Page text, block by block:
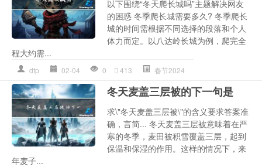
以下围绕“冬天爬长城吗”主题解决网友
的困惑 冬季爬长城需要多久? 冬季爬长
城的时间需根据不同选择的段落和个人
体力而定。以八达岭长城为例，爬完全
程大约需...
dtp 02-04 0 413 春节2024
冬天麦盖三层被的下一句是
求\"冬天麦盖三层被\"的含义要求答案准
确，言简... 冬天麦盖三层被意味着在严
寒的冬季，麦田被积雪覆盖三层，起到
保温和保湿的作用。这样的情况下，来
年麦子...